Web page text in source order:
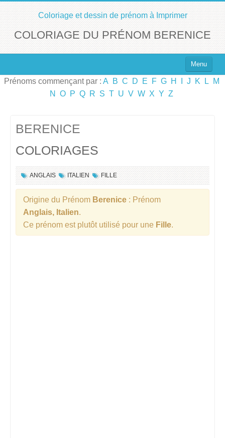
Coloriage et dessin de prénom à Imprimer
COLORIAGE DU PRÉNOM BERENICE
Menu
Top 100 des Prénoms
Prénoms commençant par : A B C D E F G H J K L
M
N
O P Q R S T U V W X Y Z
BERENICE
COLORIAGES
ANGLAIS ITALIEN FILLE
Origine du Prénom Berenice : Prénom
Anglais, Italien.
Ce prénom est plutôt utilisé pour une Fille.